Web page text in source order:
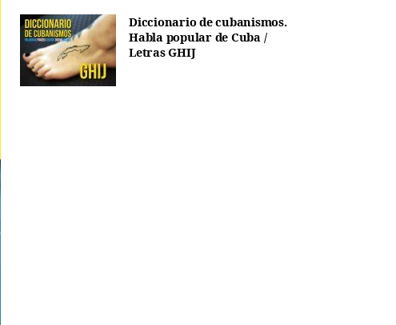
Diccionario de cubanismos.
Habla popular de Cuba /
Letras GHIJ